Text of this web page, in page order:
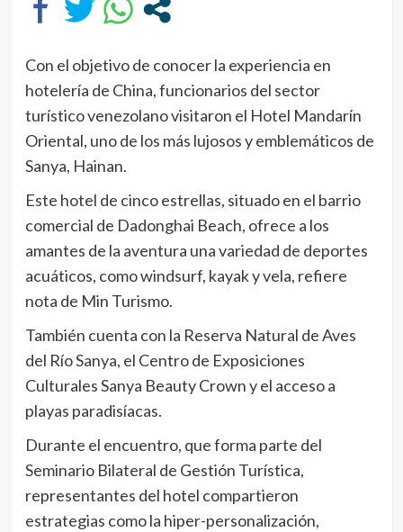
Con el objetivo de conocer la experiencia en
hotelería de China, funcionarios del sector
turístico venezolano visitaron el Hotel Mandarín
Oriental, uno de los más lujosos y emblemáticos de
Sanya, Hainan.
Este hotel de cinco estrellas, situado en el barrio
comercial de Dadonghai Beach, ofrece a los
amantes de la aventura una variedad de deportes
acuáticos, como windsurf, kayak y vela, refiere
nota de Min Turismo.
También cuenta con la Reserva Natural de Aves
del Río Sanya, el Centro de Exposiciones
Culturales Sanya Beauty Crown y el acceso a
playas paradisíacas.
Durante el encuentro, que forma parte del
Seminario Bilateral de Gestión Turística,
representantes del hotel compartieron
estrategias como la hiper-personalización,